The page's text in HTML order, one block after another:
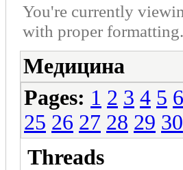
You're currently
with proper formatting.
Медицина
Pages: 1 2 3 4 5 6
25 26 27 28 29 30
Threads